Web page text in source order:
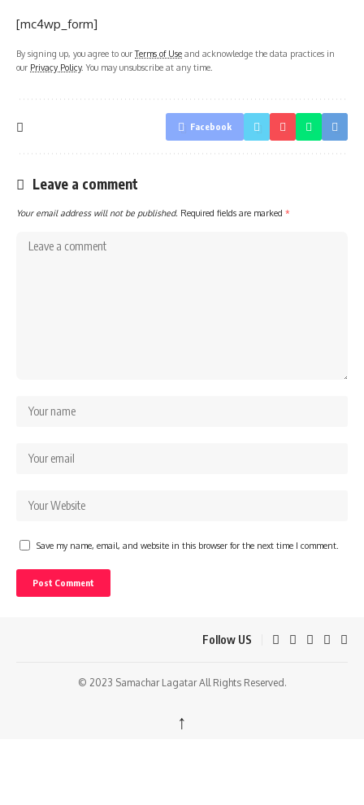
[mc4wp_form]
By signing up, you agree to ourTerms of Use and acknowledge the data practices in
our Privacy Policy. You may unsubscribe at any time.
Facebook
Leave a comment
Your email address will not be published. Required fields are marked *
Save my name, email, and website in this browser for the next time I comment.
Follow US
© 2023 Samachar Lagatar All Rights Reserved.
↑